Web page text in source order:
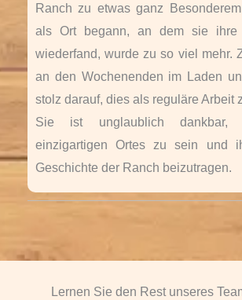
Ranch zu etwas ganz
als Ort begann, an dem sie ihre
wiederfand, wurde zu so viel mehr.
an den Wochenenden im Laden
stolz darauf, dies als reguläre Arbeit
Sie ist unglaublich dankbar,
einzigartigen Ortes zu sein und
Geschichte der Ranch beizutragen.
Lernen Sie den Rest unseres